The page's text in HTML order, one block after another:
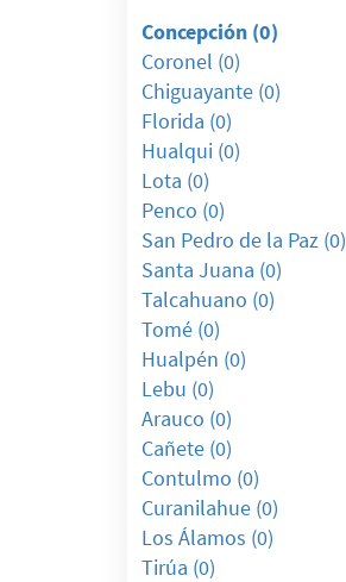
Concepción (0)
Coronel (0)
Chiguayante (0)
Florida (0)
Hualqui (0)
Lota (0)
Penco (0)
San Pedro de la Paz (0)
Santa Juana (0)
Talcahuano (0)
Tomé (0)
Hualpén (0)
Lebu (0)
Arauco (0)
Cañete (0)
Contulmo (0)
Curanilahue (0)
Los Álamos (0)
Tirúa (0)